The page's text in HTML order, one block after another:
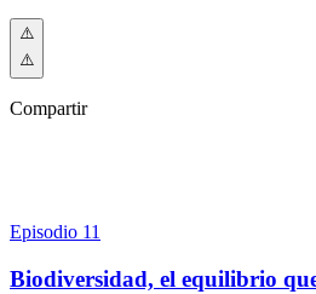
Compartir
Episodio 11
Biodiversidad, el equilibrio